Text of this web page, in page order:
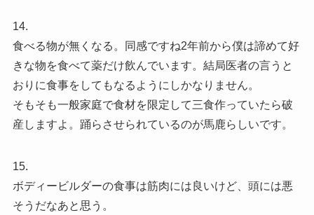
14.
食べる物が無くなる。同感ですね2年前から僕は諦めて好
きな物を食べて薬だけ飲んでいます。結局医者の言うと
おりに食事をしてもなるようにしかなりません。
そもそも一般家庭で食材を限定して三食作っていたら破
産しますよ。踊らさせられているのが馬鹿らしいです。
15.
ボディービルダーの食事は筋肉には良いけど、頭には悪
そうだなあと思う。